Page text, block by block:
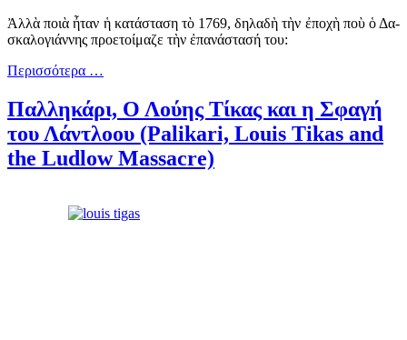
Ἀλ­λὰ ποι­ὰ ἦ­ταν ἡ κα­τά­στα­ση τὸ 1769, δη­λα­δὴ τὴν ἐ­πο­χὴ ποὺ ὁ Δα­
σκα­λο­γιά­ννης προ­ε­τοί­μα­ζε τὴν ἐ­πα­νά­στα­σή του:
Περισσότερα …
Παλληκάρι, Ο Λούης Τίκας και η Σφαγή
του Λάντλοου (Palikari, Louis Tikas and
the Ludlow Massacre)